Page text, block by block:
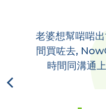
搵保險, 想喺坐月期
嘅同事好幫得手,
老婆, 又有耐性,